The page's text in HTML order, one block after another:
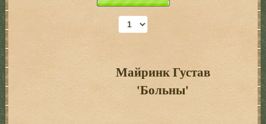
Майринк Густав
'Больны'